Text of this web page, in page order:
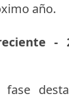
año.
-
fase